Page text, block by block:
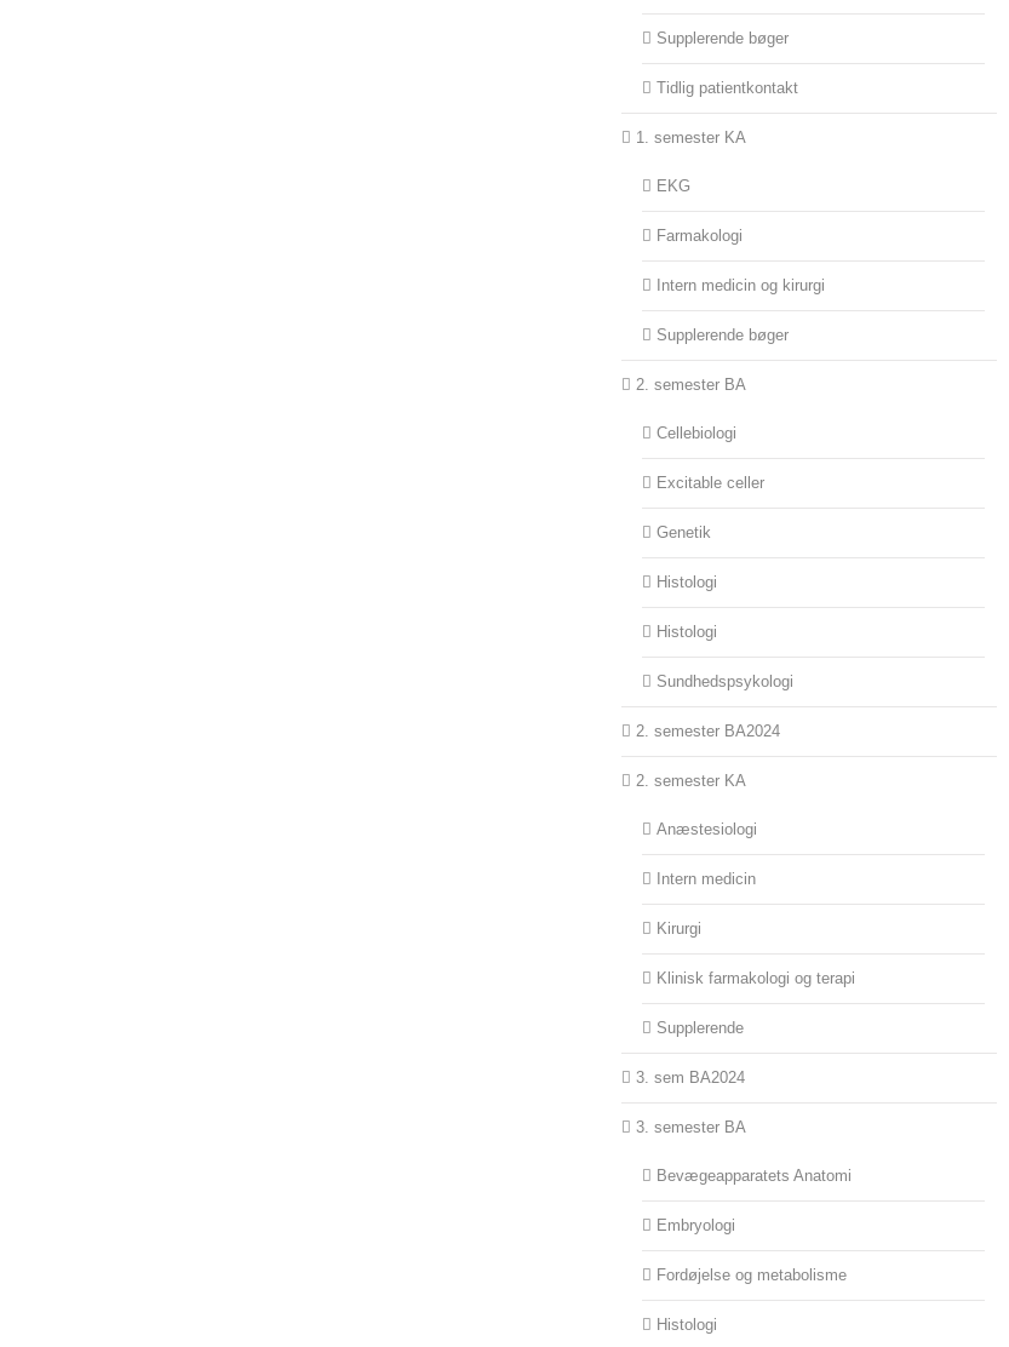
Supplerende bøger
Tidlig patientkontakt
1. semester KA
EKG
Farmakologi
Intern medicin og kirurgi
Supplerende bøger
2. semester BA
Cellebiologi
Excitable celler
Genetik
Histologi
Histologi
Sundhedspsykologi
2. semester BA2024
2. semester KA
Anæstesiologi
Intern medicin
Kirurgi
Klinisk farmakologi og terapi
Supplerende
3. sem BA2024
3. semester BA
Bevægeapparatets Anatomi
Embryologi
Fordøjelse og metabolisme
Histologi